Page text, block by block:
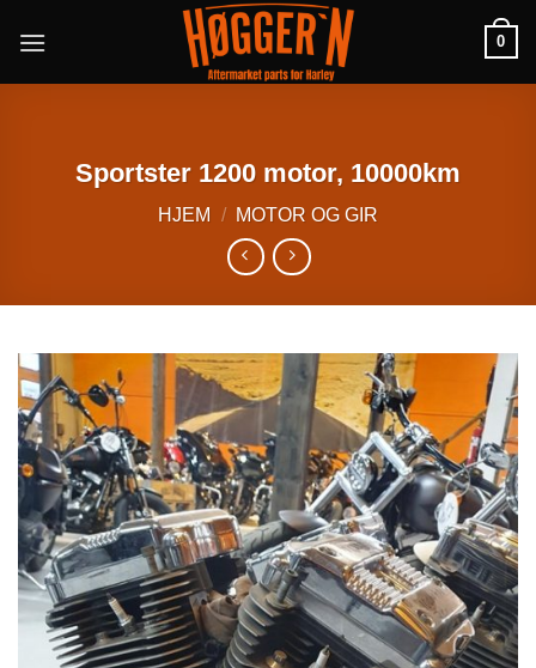
0
Sportster 1200 motor, 10000km
HJEM / MOTOR OG GIR